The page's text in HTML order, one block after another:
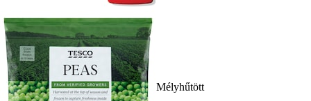
Mélyhűtött